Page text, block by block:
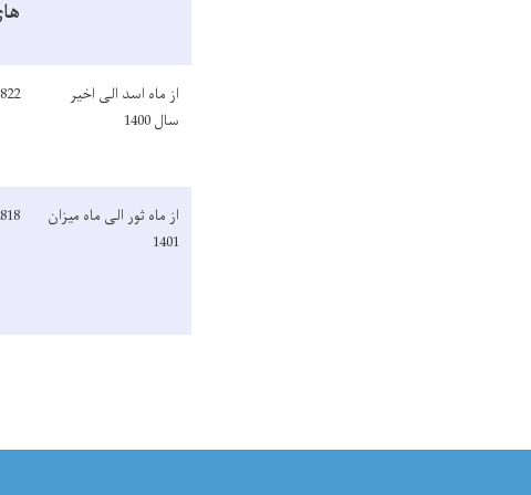
از ماه اسد الی اخیر
سال 1400
از ماه ثور الی ماه میزان
1401